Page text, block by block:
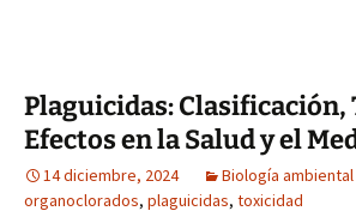
Plaguicidas: Clasificación,
Efectos en la Salud y el
14 diciembre, 2024 Biología ambiental
organoclorados, plaguicidas, toxicidad